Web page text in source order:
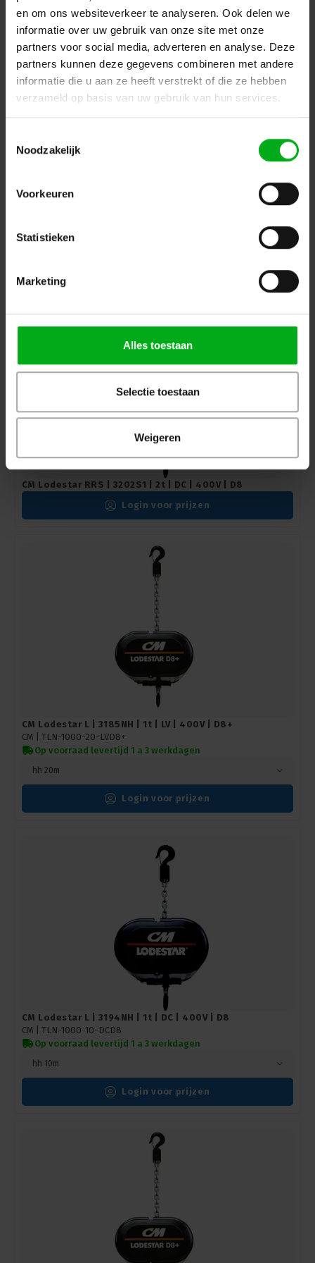
en om ons websiteverkeer te analyseren. Ook delen we
informatie over uw gebruik van onze site met onze
partners voor social media, adverteren en analyse. Deze
partners kunnen deze gegevens combineren met andere
informatie die u aan ze heeft verstrekt of die ze hebben
verzameld op basis van uw gebruik van hun services.
Noodzakelijk
Voorkeuren
Statistieken
Marketing
Alles toestaan
Selectie toestaan
Weigeren
CM Lodestar RRS | 3188S1 | 2t | LV | 400V | D8
hh 24m
CM Lodestar RRS | 3202S1 | 2t | DC | 400V | D8
Login voor prijzen
CM Lodestar L | 3185NH | 1t | LV | 400V | D8+
CM | TLN-1000-20-LVD8+
Op voorraad levertijd 1 a 3 werkdagen
hh 20m
Login voor prijzen
CM Lodestar L | 3194NH | 1t | DC | 400V | D8
CM | TLN-1000-10-DCD8
Op voorraad levertijd 1 a 3 werkdagen
hh 10m
Login voor prijzen